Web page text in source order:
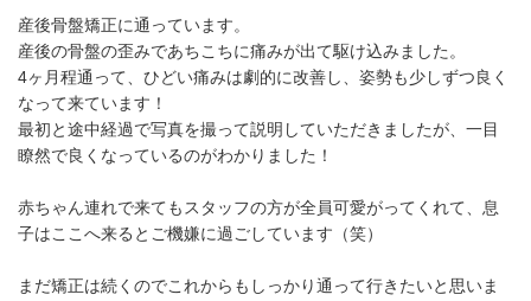
産後骨盤矯正に通っています。
産後の骨盤の歪みであちこちに痛みが出て駆け込みました。
4ヶ月程通って、ひどい痛みは劇的に改善し、姿勢も少しずつ良く
なって来ています！
最初と途中経過で写真を撮って説明していただきましたが、一目
瞭然で良くなっているのがわかりました！
赤ちゃん連れで来てもスタッフの方が全員可愛がってくれて、息
子はここへ来るとご機嫌に過ごしています（笑）
まだ矯正は続くのでこれからもしっかり通って行きたいと思いま